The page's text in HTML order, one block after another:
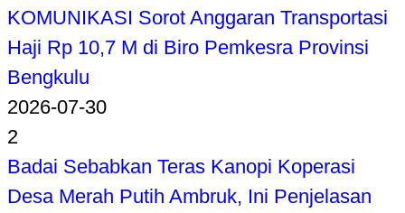
KOMUNIKASI Sorot Anggaran Transportasi
Haji Rp 10,7 M di Biro Pemkesra Provinsi
Bengkulu
2026-07-30
2
Badai Sebabkan Teras Kanopi Koperasi
Desa Merah Putih Ambruk, Ini Penjelasan